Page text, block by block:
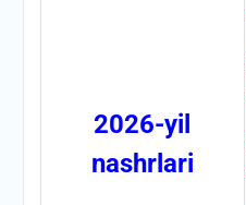
2026-yil
nashrlari